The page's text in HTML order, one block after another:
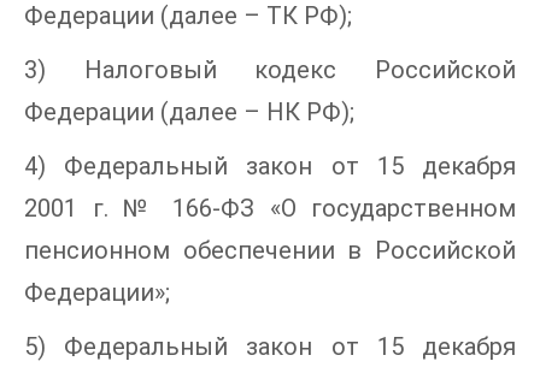
Федерации (далее – ТК РФ);
3) Налоговый кодекс Российской
Федерации (далее – НК РФ);
4) Федеральный закон от 15 декабря
2001 г. № 166-ФЗ «О государственном
пенсионном обеспечении в Российской
Федерации»;
5) Федеральный закон от 15 декабря